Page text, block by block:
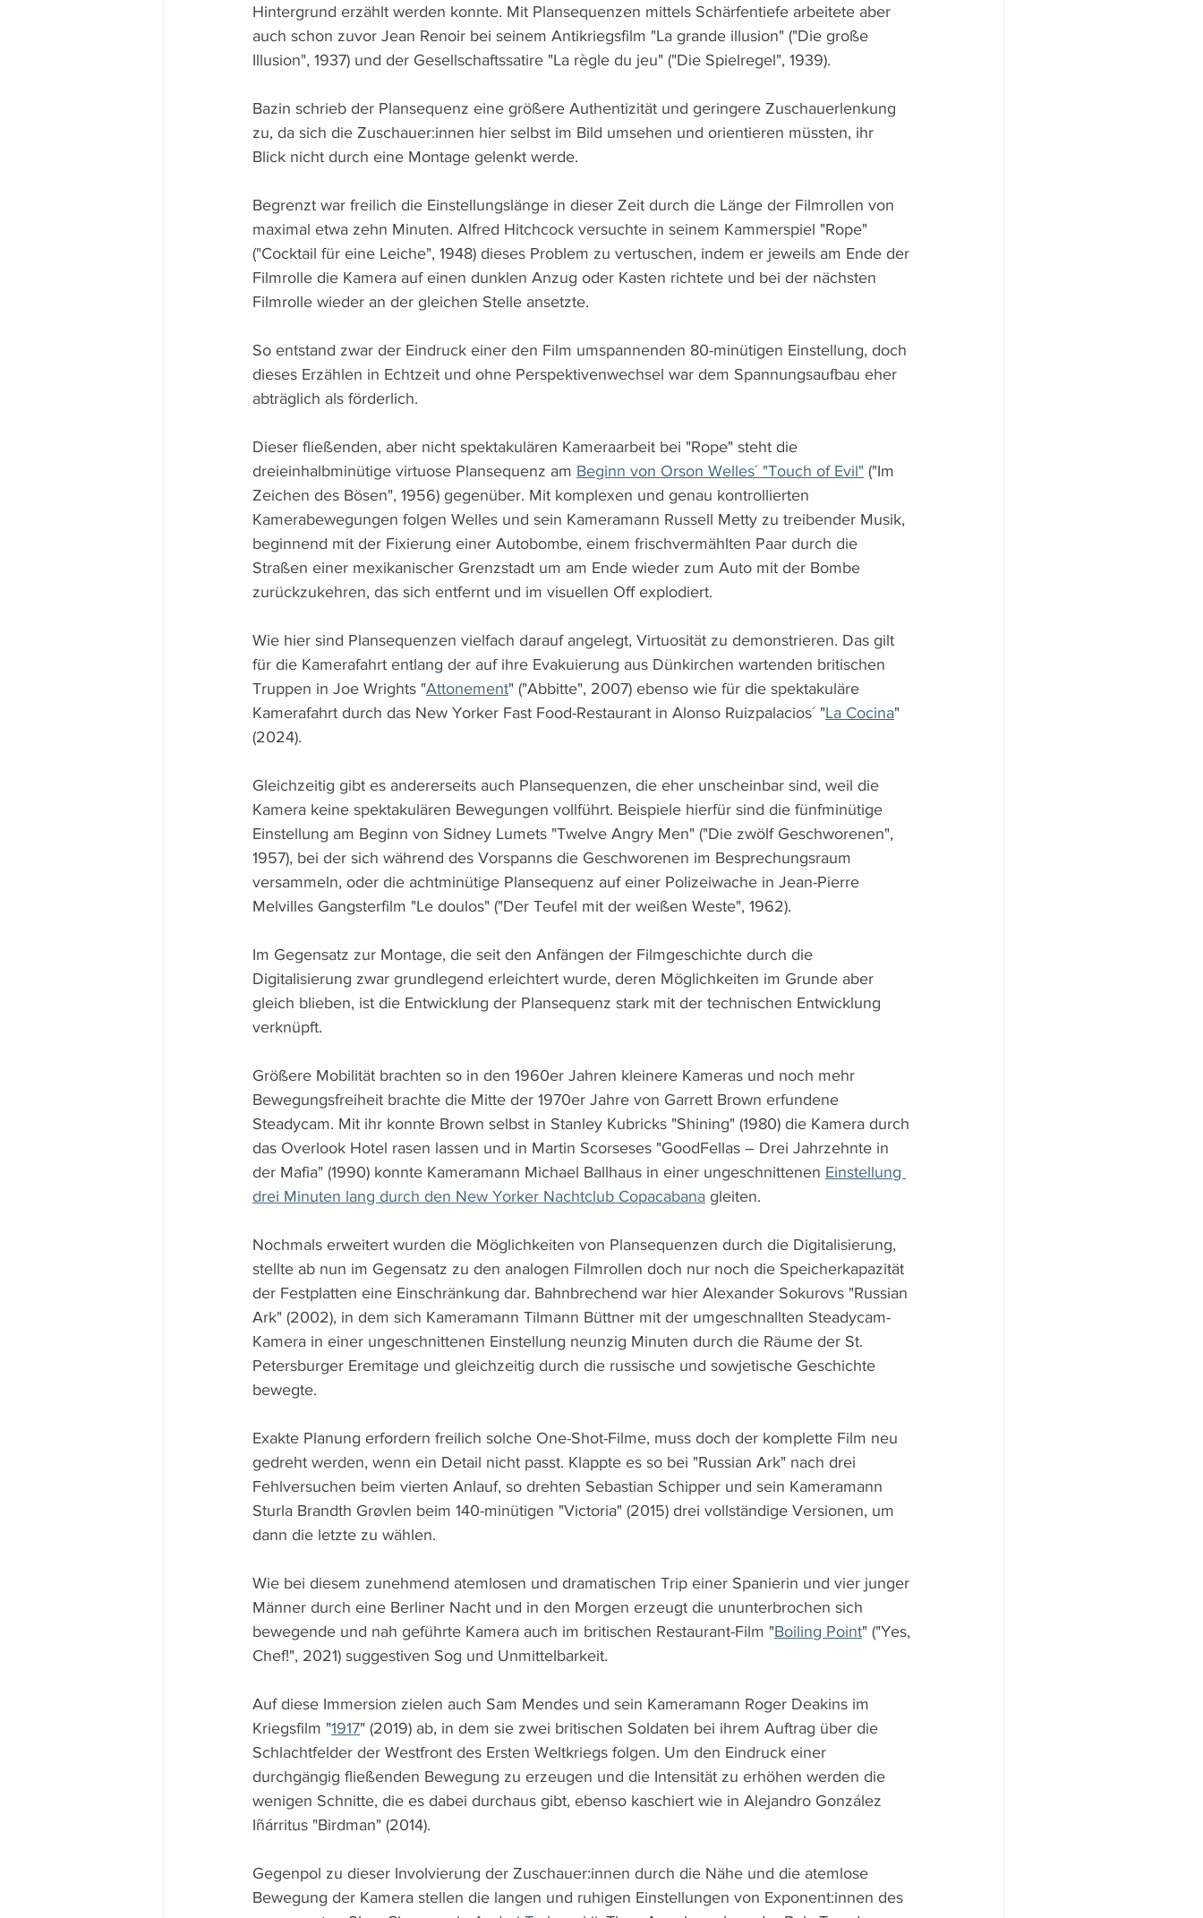
Hintergrund erzählt werden konnte. Mit Plansequenzen mittels Schärfentiefe arbeitete aber
auch schon zuvor Jean Renoir bei seinem Antikriegsfilm "La grande illusion" ("Die große
Illusion", 1937) und der Gesellschaftssatire "La règle du jeu" ("Die Spielregel", 1939).
Bazin schrieb der Plansequenz eine größere Authentizität und geringere Zuschauerlenkung
zu, da sich die Zuschauer:innen hier selbst im Bild umsehen und orientieren müssten, ihr
Blick nicht durch eine Montage gelenkt werde.
Begrenzt war freilich die Einstellungslänge in dieser Zeit durch die Länge der Filmrollen von
maximal etwa zehn Minuten. Alfred Hitchcock versuchte in seinem Kammerspiel "Rope"
("Cocktail für eine Leiche", 1948) dieses Problem zu vertuschen, indem er jeweils am Ende der
Filmrolle die Kamera auf einen dunklen Anzug oder Kasten richtete und bei der nächsten
Filmrolle wieder an der gleichen Stelle ansetzte.
So entstand zwar der Eindruck einer den Film umspannenden 80-minütigen Einstellung, doch
dieses Erzählen in Echtzeit und ohne Perspektivenwechsel war dem Spannungsaufbau eher
abträglich als förderlich.
Dieser fließenden, aber nicht spektakulären Kameraarbeit bei "Rope" steht die
dreieinhalbminütige virtuose Plansequenz am Beginn von Orson Welles´ "Touch of Evil" ("Im
Zeichen des Bösen", 1956) gegenüber. Mit komplexen und genau kontrollierten
Kamerabewegungen folgen Welles und sein Kameramann Russell Metty zu treibender Musik,
beginnend mit der Fixierung einer Autobombe, einem frischvermählten Paar durch die
Straßen einer mexikanischer Grenzstadt um am Ende wieder zum Auto mit der Bombe
zurückzukehren, das sich entfernt und im visuellen Off explodiert.
Wie hier sind Plansequenzen vielfach darauf angelegt, Virtuosität zu demonstrieren. Das gilt
für die Kamerafahrt entlang der auf ihre Evakuierung aus Dünkirchen wartenden britischen
Truppen in Joe Wrights "Attonement" ("Abbitte", 2007) ebenso wie für die spektakuläre
Kamerafahrt durch das New Yorker Fast Food-Restaurant in Alonso Ruizpalacios´ "La Cocina"
(2024).
Gleichzeitig gibt es andererseits auch Plansequenzen, die eher unscheinbar sind, weil die
Kamera keine spektakulären Bewegungen vollführt. Beispiele hierfür sind die fünfminütige
Einstellung am Beginn von Sidney Lumets "Twelve Angry Men" ("Die zwölf Geschworenen",
1957), bei der sich während des Vorspanns die Geschworenen im Besprechungsraum
versammeln, oder die achtminütige Plansequenz auf einer Polizeiwache in Jean-Pierre
Melvilles Gangsterfilm "Le doulos" ("Der Teufel mit der weißen Weste", 1962).
Im Gegensatz zur Montage, die seit den Anfängen der Filmgeschichte durch die
Digitalisierung zwar grundlegend erleichtert wurde, deren Möglichkeiten im Grunde aber
gleich blieben, ist die Entwicklung der Plansequenz stark mit der technischen Entwicklung
verknüpft.
Größere Mobilität brachten so in den 1960er Jahren kleinere Kameras und noch mehr
Bewegungsfreiheit brachte die Mitte der 1970er Jahre von Garrett Brown erfundene
Steadycam. Mit ihr konnte Brown selbst in Stanley Kubricks "Shining" (1980) die Kamera durch
das Overlook Hotel rasen lassen und in Martin Scorseses "GoodFellas – Drei Jahrzehnte in
der Mafia" (1990) konnte Kameramann Michael Ballhaus in einer ungeschnittenen Einstellung
drei Minuten lang durch den New Yorker Nachtclub Copacabana gleiten.
Nochmals erweitert wurden die Möglichkeiten von Plansequenzen durch die Digitalisierung,
stellte ab nun im Gegensatz zu den analogen Filmrollen doch nur noch die Speicherkapazität
der Festplatten eine Einschränkung dar. Bahnbrechend war hier Alexander Sokurovs "Russian
Ark" (2002), in dem sich Kameramann Tilmann Büttner mit der umgeschnallten Steadycam-
Kamera in einer ungeschnittenen Einstellung neunzig Minuten durch die Räume der St.
Petersburger Eremitage und gleichzeitig durch die russische und sowjetische Geschichte
bewegte.
Exakte Planung erfordern freilich solche One-Shot-Filme, muss doch der komplette Film neu
gedreht werden, wenn ein Detail nicht passt. Klappte es so bei "Russian Ark" nach drei
Fehlversuchen beim vierten Anlauf, so drehten Sebastian Schipper und sein Kameramann
Sturla Brandth Grøvlen beim 140-minütigen "Victoria" (2015) drei vollständige Versionen, um
dann die letzte zu wählen.
Wie bei diesem zunehmend atemlosen und dramatischen Trip einer Spanierin und vier junger
Männer durch eine Berliner Nacht und in den Morgen erzeugt die ununterbrochen sich
bewegende und nah geführte Kamera auch im britischen Restaurant-Film "Boiling Point" ("Yes,
Chef!", 2021) suggestiven Sog und Unmittelbarkeit.
Auf diese Immersion zielen auch Sam Mendes und sein Kameramann Roger Deakins im
Kriegsfilm "1917" (2019) ab, in dem sie zwei britischen Soldaten bei ihrem Auftrag über die
Schlachtfelder der Westfront des Ersten Weltkriegs folgen. Um den Eindruck einer
durchgängig fließenden Bewegung zu erzeugen und die Intensität zu erhöhen werden die
wenigen Schnitte, die es dabei durchaus gibt, ebenso kaschiert wie in Alejandro González
Iñárritus "Birdman" (2014).
Gegenpol zu dieser Involvierung der Zuschauer:innen durch die Nähe und die atemlose
Bewegung der Kamera stellen die langen und ruhigen Einstellungen von Exponent:innen des